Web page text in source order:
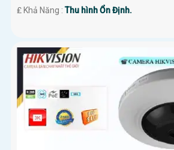
️₤ Khả Năng :Thu hình Ổn Định.